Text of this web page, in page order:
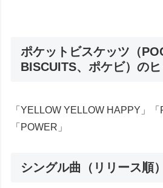
ポケットビスケッツ（
BISCUITS、ポケビ）の
「YELLOW YELLOW HAPPY」「
「POWER」
シングル曲（リリース順）